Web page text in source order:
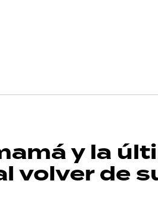
y la
volver de